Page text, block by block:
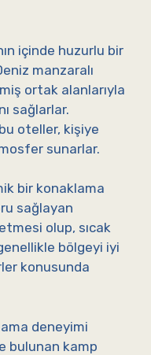
içinde huzurlu bir
manzaralı
ortak alanlarıyla
sağlarlar.
oteller, kişiye
sunarlar.
bir konaklama
sağlayan
olup, sıcak
bölgeyi iyi
konusunda
deneyimi
bulunan kamp